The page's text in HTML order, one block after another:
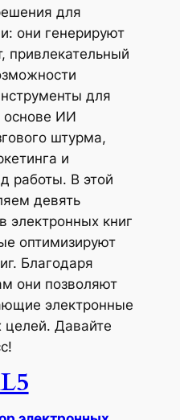
для
они генерируют
привлекательный
для
основе ИИ
штурма,
и
работы. В этой
девять
электронных книг
оптимизируют
Благодаря
они позволяют
электронные
целей. Давайте